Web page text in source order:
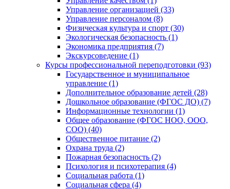
Управление организацией (33)
Управление персоналом (8)
Физическая культура и спорт (30)
Экологическая безопасность (1)
Экономика предприятия (7)
Экскурсоведение (1)
Курсы профессиональной переподготовки (93)
Государственное и муниципальное
управление (1)
Дополнительное образование детей (28)
Дошкольное образование (ФГОС ДО) (7)
Информационные технологии (1)
Общее образование (ФГОС НОО, ООО,
СОО) (40)
Общественное питание (2)
Охрана труда (2)
Пожарная безопасность (2)
Психология и психотерапия (4)
Социальная работа (1)
Социальная сфера (4)